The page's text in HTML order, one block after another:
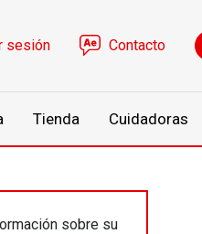
de usuario
sesión Contacto
Tienda Cuidadoras
sobre su